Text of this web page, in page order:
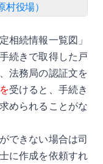
村役場）
相続情報一覧図」
続きで取得した戸
法務局の認証文を
受けると、手続き
められることがな
できない場合は司
に作成を依頼すれ